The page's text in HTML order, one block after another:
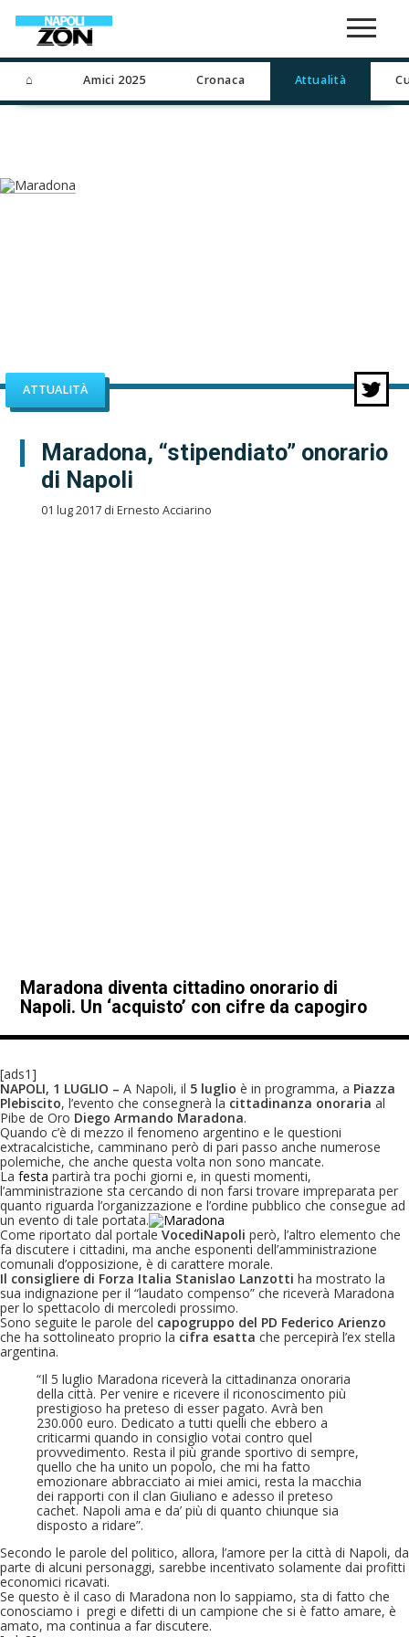
⌂ Amici 2025 Cronaca Attualità
ATTUALITÀ
Maradona, “stipendiato” onorario
di Napoli
01 lug 2017 di Ernesto Acciarino
Maradona diventa cittadino onorario di
Napoli. Un ‘acquisto’ con cifre da capogiro
[ads1]
NAPOLI, 1 LUGLIO – A Napoli, il 5 luglio è in programma, a Piazza
Plebiscito, l’evento che consegnerà la cittadinanza onoraria al
Pibe de Oro Diego Armando Maradona.
Quando c’è di mezzo il fenomeno argentino e le questioni
extracalcistiche, camminano però di pari passo anche numerose
polemiche, che anche questa volta non sono mancate.
La festa partirà tra pochi giorni e, in questi momenti,
l’amministrazione sta cercando di non farsi trovare impreparata per
quanto riguarda l’organizzazione e l’ordine pubblico che consegue ad
un evento di tale portata.
Come riportato dal portale VocediNapoli però, l’altro elemento che
fa discutere i cittadini, ma anche esponenti dell’amministrazione
comunali d’opposizione, è di carattere morale.
Il consigliere di Forza Italia Stanislao Lanzotti ha mostrato la
sua indignazione per il “laudato compenso” che riceverà Maradona
per lo spettacolo di mercoledi prossimo.
Sono seguite le parole del capogruppo del PD Federico Arienzo
che ha sottolineato proprio la cifra esatta che percepirà l’ex stella
argentina.
“Il 5 luglio Maradona riceverà la cittadinanza onoraria
della città. Per venire e ricevere il riconoscimento più
prestigioso ha preteso di esser pagato. Avrà ben
230.000 euro. Dedicato a tutti quelli che ebbero a
criticarmi quando in consiglio votai contro quel
provvedimento. Resta il più grande sportivo di sempre,
quello che ha unito un popolo, che mi ha fatto
emozionare abbracciato ai miei amici, resta la macchia
dei rapporti con il clan Giuliano e adesso il preteso
cachet. Napoli ama e da’ più di quanto chiunque sia
disposto a ridare”.
Secondo le parole del politico, allora, l’amore per la città di Napoli, da
parte di alcuni personaggi, sarebbe incentivato solamente dai profitti
economici ricavati.
Se questo è il caso di Maradona non lo sappiamo, sta di fatto che
conosciamo i pregi e difetti di un campione che si è fatto amare, è
amato, ma continua a far discutere.